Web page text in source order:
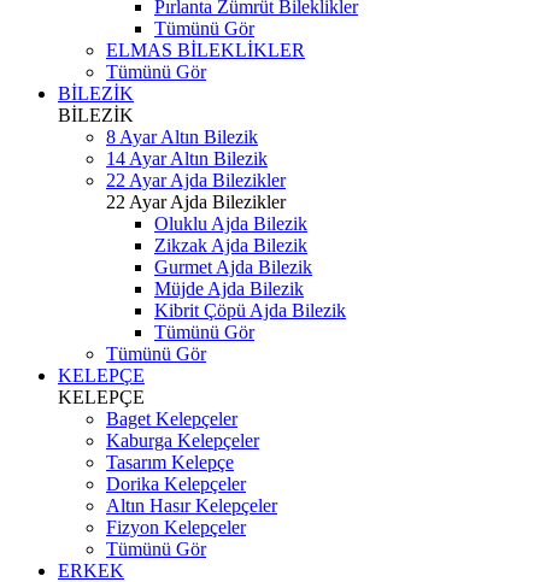
Pırlanta Zümrüt Bileklikler
Tümünü Gör
ELMAS BİLEKLİKLER
Tümünü Gör
BİLEZİK
BİLEZİK
8 Ayar Altın Bilezik
14 Ayar Altın Bilezik
22 Ayar Ajda Bilezikler
22 Ayar Ajda Bilezikler
Oluklu Ajda Bilezik
Zikzak Ajda Bilezik
Gurmet Ajda Bilezik
Müjde Ajda Bilezik
Kibrit Çöpü Ajda Bilezik
Tümünü Gör
Tümünü Gör
KELEPÇE
KELEPÇE
Baget Kelepçeler
Kaburga Kelepçeler
Tasarım Kelepçe
Dorika Kelepçeler
Altın Hasır Kelepçeler
Fizyon Kelepçeler
Tümünü Gör
ERKEK